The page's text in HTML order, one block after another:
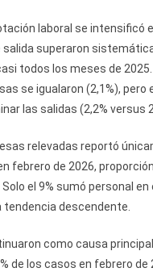
laboral se intensificó
salida superaron
todos los meses de 2025.
se igualaron (2,1%), pero
las salidas (2,2% versus
relevadas reportó
febrero de 2026,
el 9% sumó personal en
tendencia descendente.
como causa
de los casos en febrero de